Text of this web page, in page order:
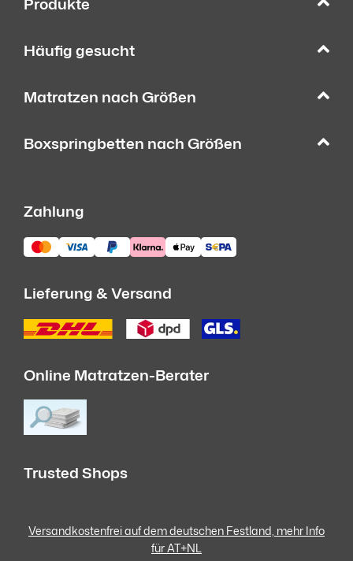
Häufig gesucht
Matratzen nach Größen
Boxspringbetten nach Größen
Zahlung
Lieferung & Versand
Online Matratzen-Berater
Trusted Shops
Versandkostenfrei auf dem deutschen Festland, mehr Info
für AT+NL